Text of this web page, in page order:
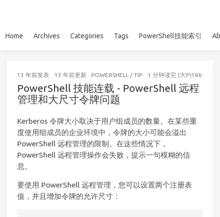
Home Archives Categories Tags PowerShell技能索引
13 年前发表 13 年前更新 POWERSHELL / TIP 1 分钟读完 (大约186个字)
PowerShell 技能连载 - PowerShell 远程
管理和大尺寸令牌问题
Kerberos 令牌大小取决于用户组成员的数量。在某些重
度使用组成员的企业环境中，令牌的大小可能会溢出
PowerShell 远程管理的限制。在这些情况下，
PowerShell 远程管理操作会失败，提示一句模糊的信
息。
要使用 PowerShell 远程管理，您可以设置两个注册表
值，并且增加令牌的允许尺寸：